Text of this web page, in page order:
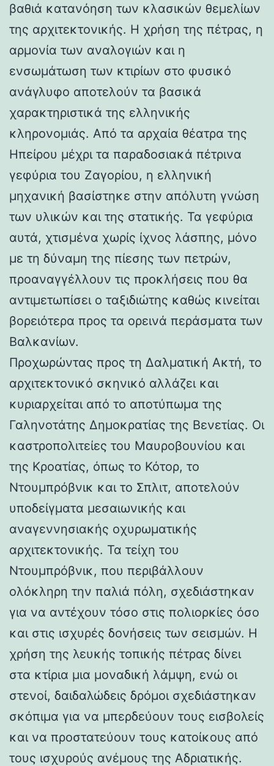
βαθιά κατανόηση των κλασικών θεμελίων
της αρχιτεκτονικής. Η χρήση της πέτρας, η
αρμονία των αναλογιών και η
ενσωμάτωση των κτιρίων στο φυσικό
ανάγλυφο αποτελούν τα βασικά
χαρακτηριστικά της ελληνικής
κληρονομιάς. Από τα αρχαία θέατρα της
Ηπείρου μέχρι τα παραδοσιακά πέτρινα
γεφύρια του Ζαγορίου, η ελληνική
μηχανική βασίστηκε στην απόλυτη γνώση
των υλικών και της στατικής. Τα γεφύρια
αυτά, χτισμένα χωρίς ίχνος λάσπης, μόνο
με τη δύναμη της πίεσης των πετρών,
προαναγγέλλουν τις προκλήσεις που θα
αντιμετωπίσει ο ταξιδιώτης καθώς κινείται
βορειότερα προς τα ορεινά περάσματα των
Βαλκανίων.
Προχωρώντας προς τη Δαλματική Ακτή, το
αρχιτεκτονικό σκηνικό αλλάζει και
κυριαρχείται από το αποτύπωμα της
Γαληνοτάτης Δημοκρατίας της Βενετίας. Οι
καστροπολιτείες του Μαυροβουνίου και
της Κροατίας, όπως το Κότορ, το
Ντουμπρόβνικ και το Σπλιτ, αποτελούν
υποδείγματα μεσαιωνικής και
αναγεννησιακής οχυρωματικής
αρχιτεκτονικής. Τα τείχη του
Ντουμπρόβνικ, που περιβάλλουν
ολόκληρη την παλιά πόλη, σχεδιάστηκαν
για να αντέχουν τόσο στις πολιορκίες όσο
και στις ισχυρές δονήσεις των σεισμών. Η
χρήση της λευκής τοπικής πέτρας δίνει
στα κτίρια μια μοναδική λάμψη, ενώ οι
στενοί, δαιδαλώδεις δρόμοι σχεδιάστηκαν
σκόπιμα για να μπερδεύουν τους εισβολείς
και να προστατεύουν τους κατοίκους από
τους ισχυρούς ανέμους της Αδριατικής.